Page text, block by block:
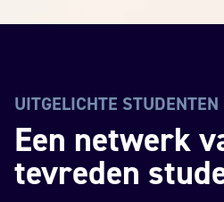
Reviews van studenten
UITGELICHTE STUDENTEN
Een netwerk
tevreden